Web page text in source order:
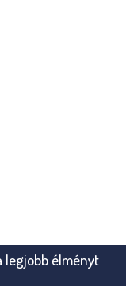
legjobb élményt